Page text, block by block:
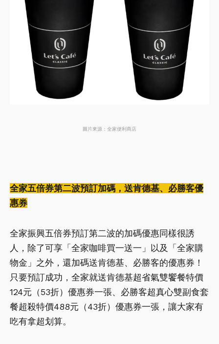
圖片來源：全家便利商店
全家五倍券第二波預訂加碼，送肯德基、必勝客優
惠券
全家振興五倍券預訂第二波的加碼優惠同樣很誘
人，除了可享「全家咖啡買一送一」以及「全家購
物金」之外，還加碼送肯德基、必勝客的優惠券！
只要預訂成功，全家就送肯德基超省氣雙饗餐特價
124元（53折）優惠券一張、必勝客超真心雙副食套
餐超殺特價488元（43折）優惠券一張，讓大家有
吃有拿超划算。